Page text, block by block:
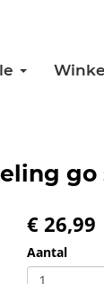
go
€ 26,99
Aantal